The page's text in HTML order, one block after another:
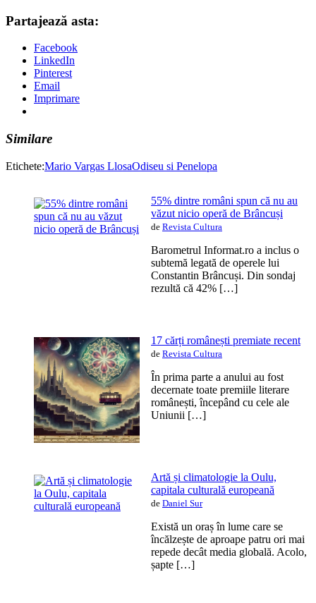
Partajează asta:
Facebook
LinkedIn
Pinterest
Email
Imprimare
Similare
Etichete:Mario Vargas LlosaOdiseu si Penelopa
55% dintre români spun că nu au
văzut nicio operă de Brâncuși
de Revista Cultura
Barometrul Informat.ro a inclus o
subtemă legată de operele lui
Constantin Brâncuși. Din sondaj
rezultă că 42% […]
17 cărți românești premiate recent
de Revista Cultura
În prima parte a anului au fost
decernate toate premiile literare
românești, începând cu cele ale
Uniunii […]
Artă și climatologie la Oulu,
capitala culturală europeană
de Daniel Sur
Există un oraș în lume care se
încălzește de aproape patru ori mai
repede decât media globală. Acolo,
șapte […]